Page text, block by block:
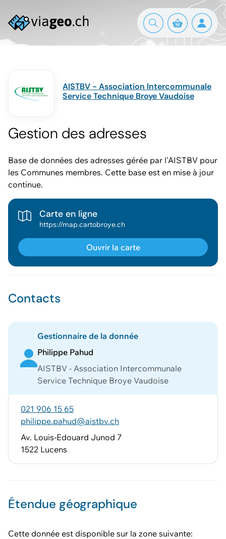
AISTBV - Association Intercommunale
Service Technique Broye Vaudoise
Gestion des adresses
Base de données des adresses gérée par l'AISTBV pour
les Communes membres. Cette base est en mise à jour
continue.
Contacts
Gestionnaire de la donnée
Philippe Pahud
AISTBV - Association Intercommunale
Service Technique Broye Vaudoise
021 906 15 65
philippe.pahud@aistbv.ch
Av. Louis-Edouard Junod 7
1522 Lucens
Étendue géographique
Cette donnée est disponible sur la zone suivante:
Carte en ligne
https://map.cartobroye.ch
Ouvrir la carte